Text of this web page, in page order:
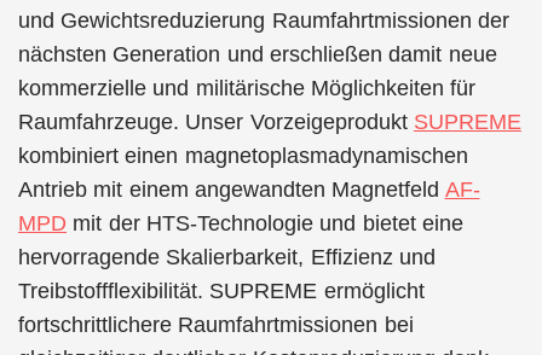
und Gewichtsreduzierung Raumfahrtmissionen der
nächsten Generation und erschließen damit neue
kommerzielle und militärische Möglichkeiten für
Raumfahrzeuge. Unser Vorzeigeprodukt SUPREME
kombiniert einen magnetoplasmadynamischen
Antrieb mit einem angewandten Magnetfeld AF-
MPD mit der HTS-Technologie und bietet eine
hervorragende Skalierbarkeit, Effizienz und
Treibstoffflexibilität. SUPREME ermöglicht
fortschrittlichere Raumfahrtmissionen bei